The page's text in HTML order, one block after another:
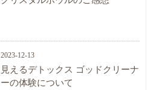
2023-12-13
見えるデトックス ゴッドクリーナ
ーの体験について